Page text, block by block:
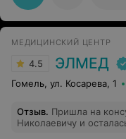
МЕДИЦИНСКИЙ ЦЕНТР
4.5 ЭЛМЕД
Гомель, ул. Косарева, 1
Отзыв. Пришла на
Николаевичу и